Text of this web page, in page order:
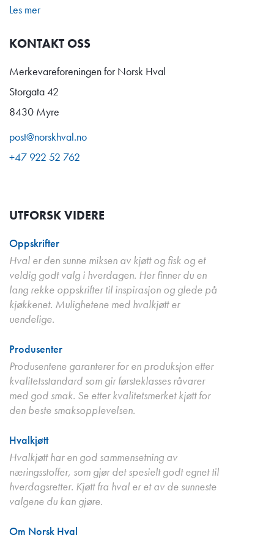
Les mer
KONTAKT OSS
Merkevareforeningen for Norsk Hval
Storgata 42
8430 Myre
post@norskhval.no
+47 922 52 762
UTFORSK VIDERE
Oppskrifter
Hval er den sunne miksen av kjøtt og fisk og et
veldig godt valg i hverdagen. Her finner du en
lang rekke oppskrifter til inspirasjon og glede på
kjøkkenet. Mulighetene med hvalkjøtt er
uendelige.
Produsenter
Produsentene garanterer for en produksjon etter
kvalitetsstandard som gir førsteklasses råvarer
med god smak. Se etter kvalitetsmerket kjøtt for
den beste smaksopplevelsen.
Hvalkjøtt
Hvalkjøtt har en god sammensetning av
næringsstoffer, som gjør det spesielt godt egnet til
hverdagsretter. Kjøtt fra hval er et av de sunneste
valgene du kan gjøre.
Om Norsk Hval